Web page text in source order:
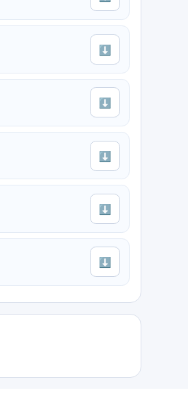
⬇
⬇
⬇
⬇
⬇